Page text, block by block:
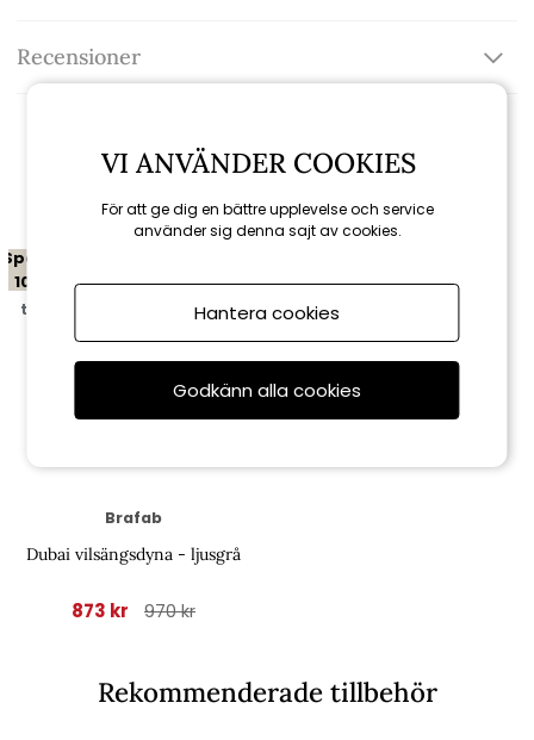
Recensioner
Relaterade produkter
Spara
10%
till 16/8
Brafab
Dubai vilsängsdyna - ljusgrå
873 kr 970 kr
Rekommenderade tillbehör
VI ANVÄNDER COOKIES
För att ge dig en bättre upplevelse och service
använder sig denna sajt av cookies.
Hantera cookies
Godkänn alla cookies